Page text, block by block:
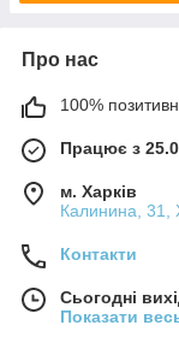
Про нас
100%
Працює з
м. Харків
Калинина, 31,
Контакти
Сьогодні
Показати